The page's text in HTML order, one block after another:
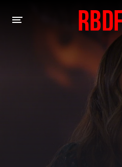
Alfonso Herrera